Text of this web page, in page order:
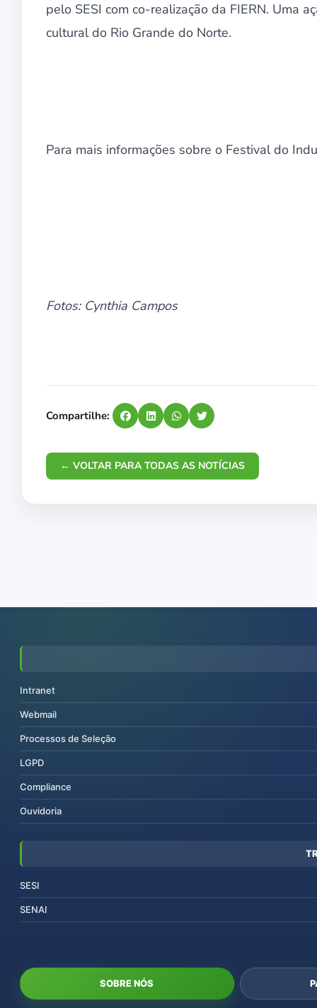
pelo SESI com co-realização da FIERN. Uma
cultural do Rio Grande do Norte.
Para mais informações sobre o Festival do
Fotos: Cynthia Campos
Compartilhe:
← VOLTAR PARA TODAS AS NOTÍCIAS
Intranet
Webmail
Processos de Seleção
LGPD
Compliance
Ouvidoria
SESI
SENAI
SOBRE NÓS